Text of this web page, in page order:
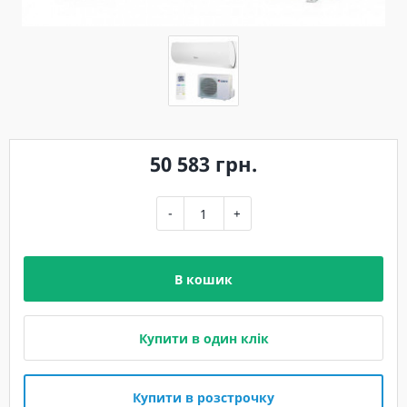
50 583 грн.
- +
В кошик
Купити в один клік
Купити в розстрочку